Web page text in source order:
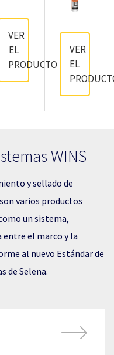
VER
EL
PRODUCTO
VER
EL
WINS
y sellado de
varios productos
un sistema,
el marco y la
al nuevo Estándar de
de Selena.